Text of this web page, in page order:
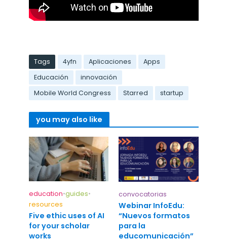
Tags 4yfn Aplicaciones
Apps
Educación
innovación
Mobile World Congress
Starred startup
you may also like
education•guides•
resources
Five ethic uses of AI
for your scholar
works
convocatorias
Webinar InfoEdu:
“Nuevos formatos
para la
educomunicación”